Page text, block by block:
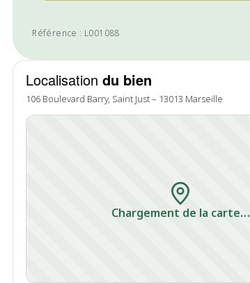
Référence : L001088
Localisationdu bien
106 Boulevard Barry, Saint Just – 13013 Marseille
Chargement de la carte…